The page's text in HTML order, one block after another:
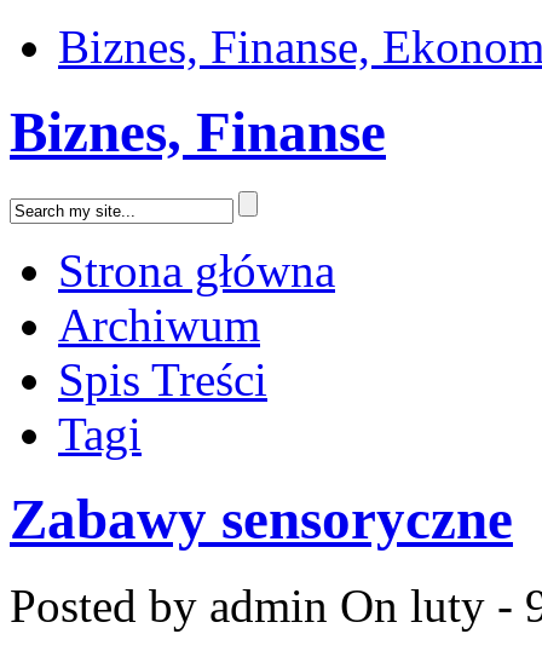
Biznes, Finanse,
Biznes, Finanse
Strona główna
Archiwum
Spis Treści
Tagi
Zabawy sensoryczne
Posted by admin On luty -